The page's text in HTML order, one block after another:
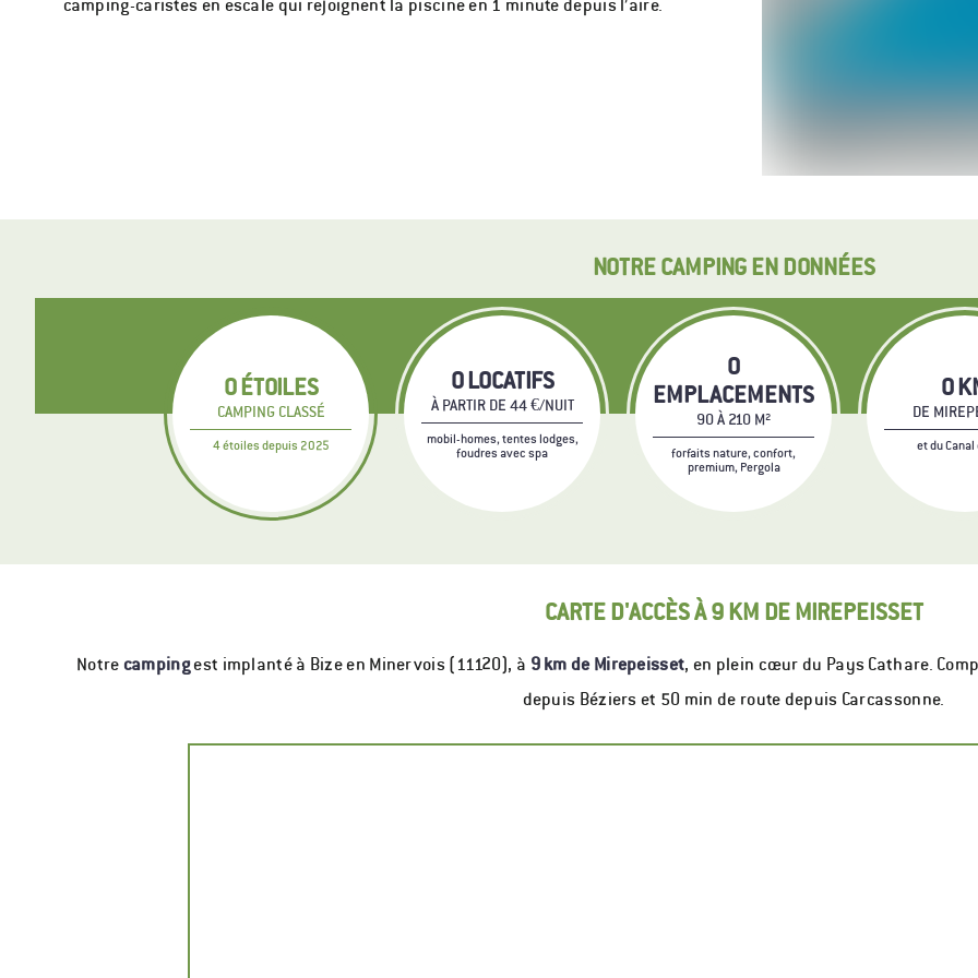
camping-caristes en escale qui rejoignent la piscine en 1 minute depuis l’aire.
NOTRE CAMPING EN DONNÉES
0ÉTOILES
CAMPING CLASSÉ
4 étoiles depuis 2025
0LOCATIFS
À PARTIR DE 44 €/NUIT
mobil-homes, tentes lodges,
foudres avec spa
0
EMPLACEMENTS
90 À 210 M²
forfaits nature, confort,
premium, Pergola
0
DE
et du Canal
CARTE D'ACCÈS À 9 KM DE MIREPEISSET
Notre campingest implanté à Bize en Minervois (11120), à 9 km de Mirepeisset, en plein cœur du Pays Cathare.
depuis Béziers et 50 min de route depuis Carcassonne.